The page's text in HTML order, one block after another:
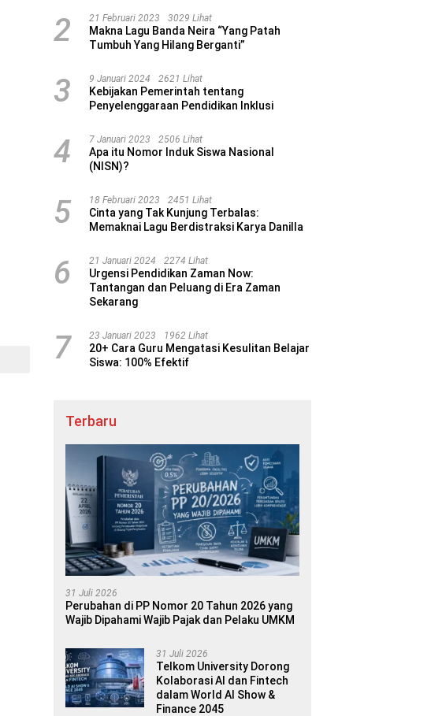
2 21 Februari 2023 3029 Lihat
Makna Lagu Banda Neira “Yang Patah
Tumbuh Yang Hilang Berganti”
3 9 Januari 2024 2621 Lihat
Kebijakan Pemerintah tentang
Penyelenggaraan Pendidikan Inklusi
4 7 Januari 2023 2506 Lihat
Apa itu Nomor Induk Siswa Nasional
(NISN)?
5 18 Februari 2023 2451 Lihat
Cinta yang Tak Kunjung Terbalas:
Memaknai Lagu Berdistraksi Karya Danilla
6 21 Januari 2024 2274 Lihat
Urgensi Pendidikan Zaman Now:
Tantangan dan Peluang di Era Zaman
Sekarang
7 23 Januari 2023 1962 Lihat
20+ Cara Guru Mengatasi Kesulitan Belajar
Siswa: 100% Efektif
Terbaru
31 Juli 2026
Perubahan di PP Nomor 20 Tahun 2026 yang
Wajib Dipahami Wajib Pajak dan Pelaku UMKM
31 Juli 2026
Telkom University Dorong
Kolaborasi AI dan Fintech
dalam World AI Show &
Finance 2045